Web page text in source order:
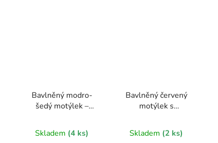
Bavlněný modro-
šedý motýlek –
Skladem (4 ks)
Bavlněný červený
motýlek s
Skladem (2 ks)